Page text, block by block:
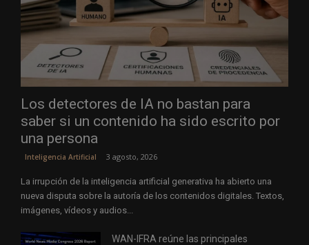
Los detectores de IA no bastan para
saber si un contenido ha sido escrito por
una persona
Inteligencia Artificial 3 agosto, 2026
La irrupción de la inteligencia artificial generativa ha abierto una
nueva disputa sobre la autoría de los contenidos digitales. Textos,
imágenes, vídeos y audios...
WAN-IFRA reúne las principales